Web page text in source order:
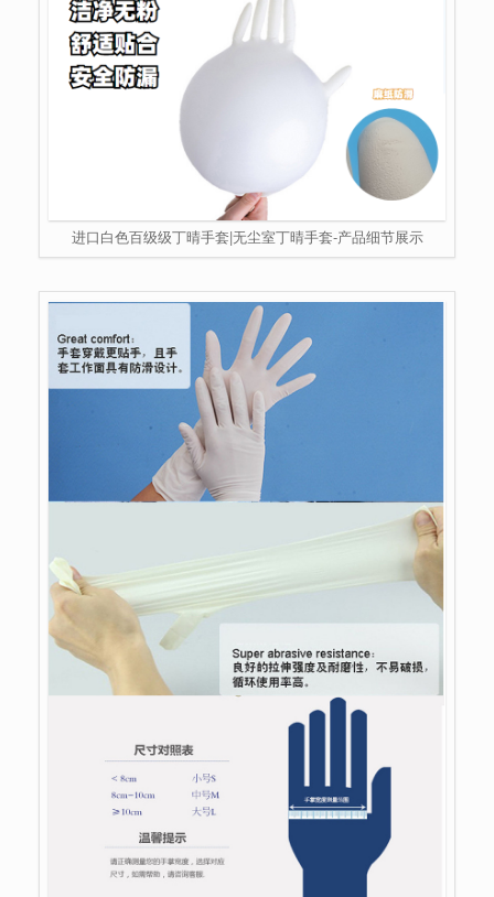
进口白色百级级丁晴手套|无尘室丁晴手套-产品细节展示